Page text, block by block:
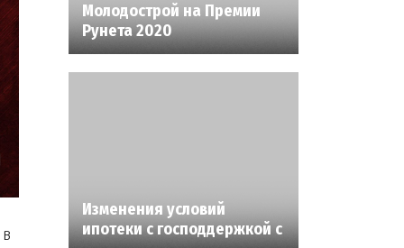
Молодострой на Премии
Рунета 2020
Изменения условий
ипотеки с господдержкой с